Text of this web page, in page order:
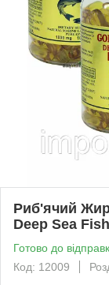
Риб'ячий
Deep Sea
Готово до
Код: 12009